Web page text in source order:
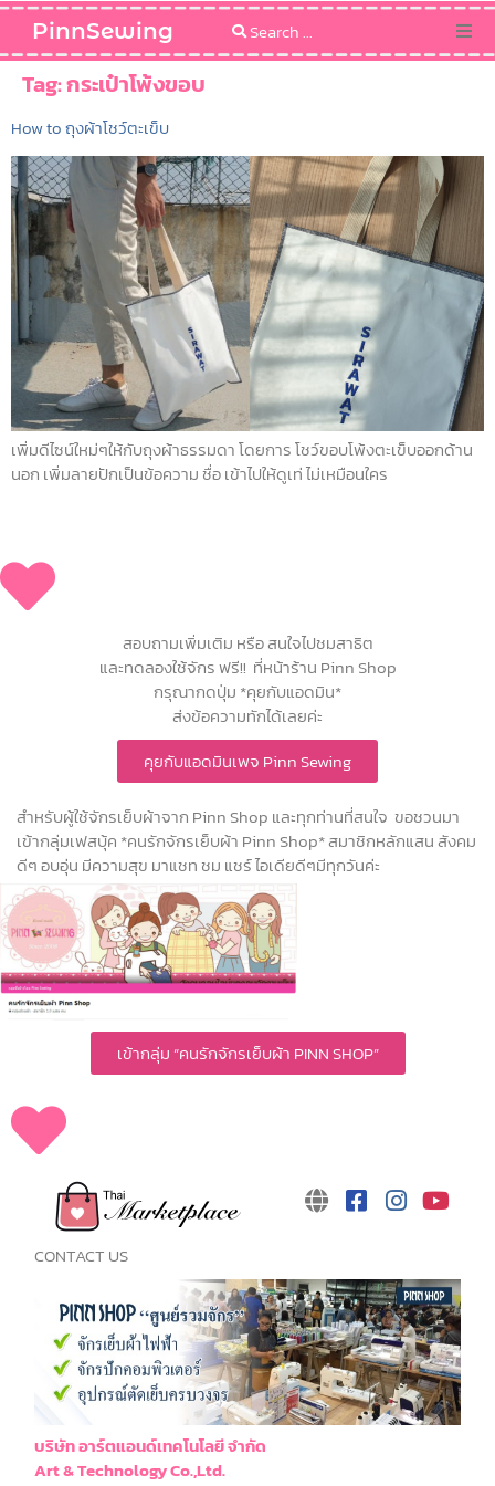
PinnSewing
Sewing Pattern
Tag:กระเป๋าโพ้งขอบ
How to ถุงผ้าโชว์ตะเข็บ
เพิ่มดีไซน์ใหม่ๆให้กับถุงผ้าธรรมดา โดยการ โชว์ขอบโพ้งตะเข็บออกด้าน
นอก เพิ่มลายปักเป็นข้อความ ชื่อ เข้าไปให้ดูเท่ ไม่เหมือนใคร
สอบถามเพิ่มเติม หรือ สนใจไปชมสาธิต
และทดลองใช้จักร ฟรี!! ที่หน้าร้าน Pinn Shop
กรุณากดปุ่ม *คุยกับแอดมิน*
ส่งข้อความทักได้เลยค่ะ
คุยกับแอดมินเพจ Pinn Sewing
สำหรับผู้ใช้จักรเย็บผ้าจาก Pinn Shop และทุกท่านที่สนใจ ขอชวนมา
เข้ากลุ่มเฟสบุ้ค *คนรักจักรเย็บผ้า Pinn Shop* สมาชิกหลักแสน สังคม
ดีๆ อบอุ่น มีความสุข มาแชท ชม แชร์ ไอเดียดีๆมีทุกวันค่ะ
เข้ากลุ่ม “คนรักจักรเย็บผ้า PINN SHOP”
CONTACT US
บริษัท อาร์ตแอนด์เทคโนโลยี จำกัด
Art & Technology Co.,Ltd.